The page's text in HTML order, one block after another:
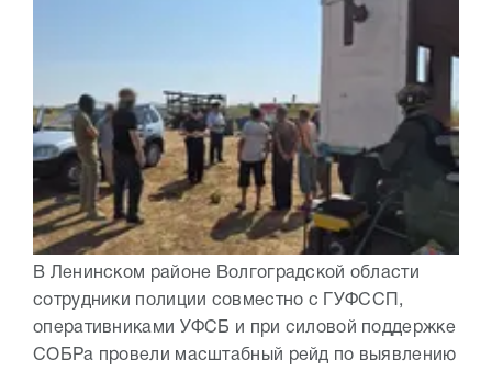
В Ленинском районе Волгоградской области
сотрудники полиции совместно с ГУФССП,
оперативниками УФСБ и при силовой поддержке
СОБРа провели масштабный рейд по выявлению